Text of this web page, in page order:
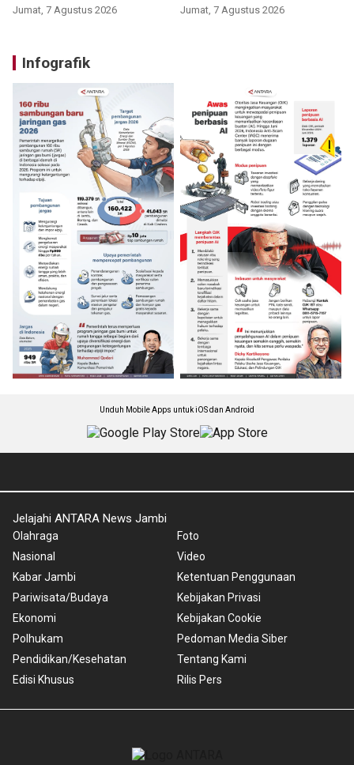
Jumat, 7 Agustus 2026 Jumat, 7 Agustus 2026
Infografik
Unduh Mobile Apps untuk iOS dan Android
Jelajahi ANTARA News Jambi
Olahraga
Nasional
Kabar Jambi
Pariwisata/Budaya
Ekonomi
Polhukam
Pendidikan/Kesehatan
Edisi Khusus
Foto
Video
Ketentuan Penggunaan
Kebijakan Privasi
Kebijakan Cookie
Pedoman Media Siber
Tentang Kami
Rilis Pers